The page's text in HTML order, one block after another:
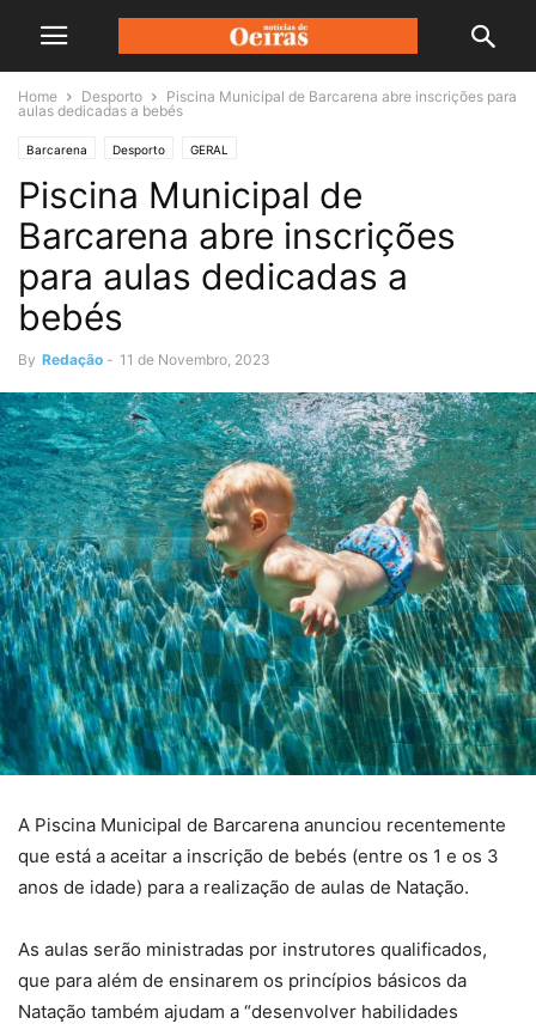
Home Desporto
Piscina Municipal de Barcarena abre inscrições para
aulas dedicadas a bebés
Barcarena Desporto GERAL
Piscina Municipal de
Barcarena abre inscrições
para aulas dedicadas a
bebés
By Redação - 11 de Novembro, 2023
A Piscina Municipal de Barcarena anunciou recentemente
que está a aceitar a inscrição de bebés (entre os 1 e os 3
anos de idade) para a realização de aulas de Natação.
As aulas serão ministradas por instrutores qualificados,
que para além de ensinarem os princípios básicos da
Natação também ajudam a “desenvolver habilidades